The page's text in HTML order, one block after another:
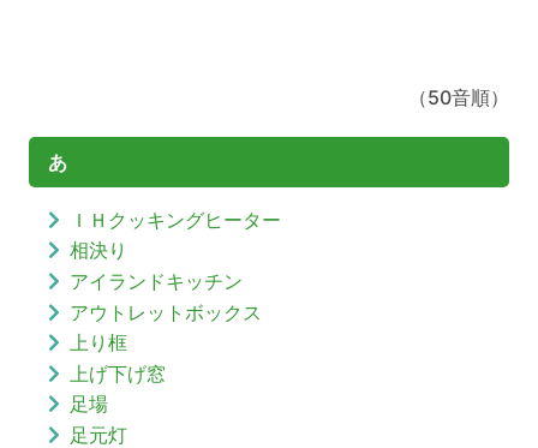
（50音順）
あ
ＩＨクッキングヒーター
相決り
アイランドキッチン
アウトレットボックス
上り框
上げ下げ窓
足場
足元灯